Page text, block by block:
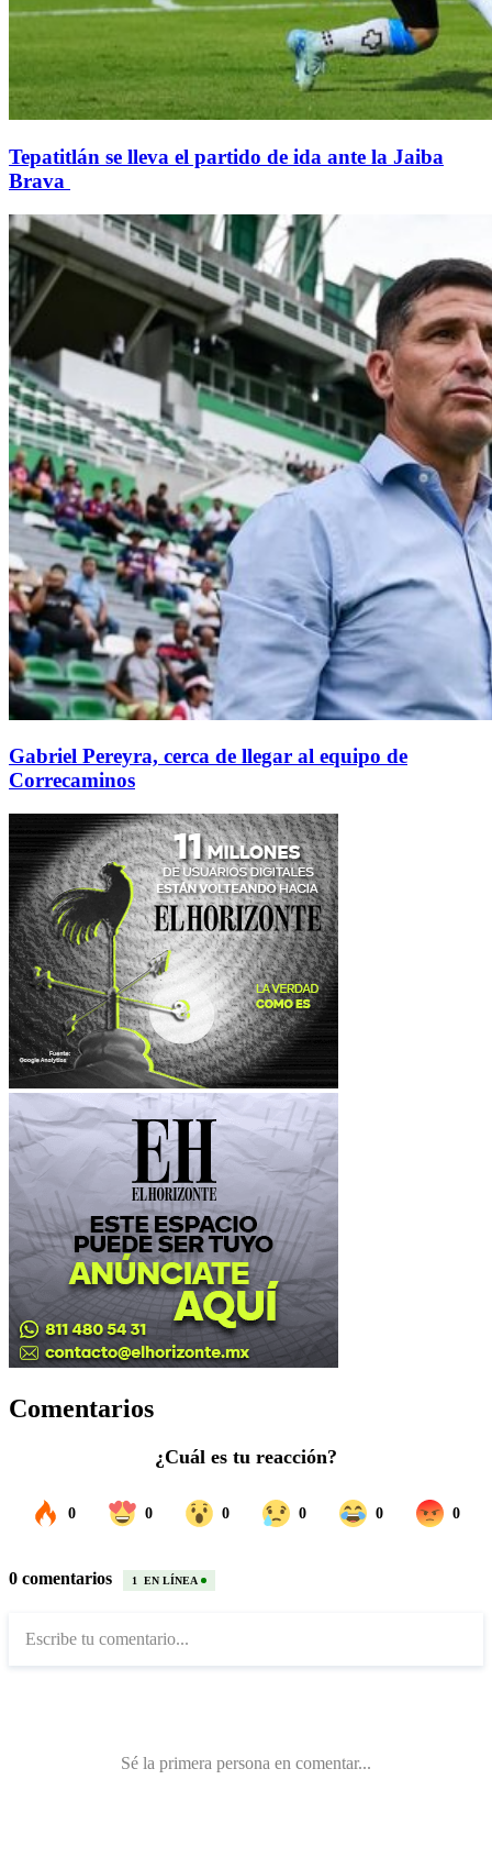
Tepatitlán se lleva el partido de ida ante la Jaiba
Brava
Gabriel Pereyra, cerca de llegar al equipo de
Correcaminos
Comentarios